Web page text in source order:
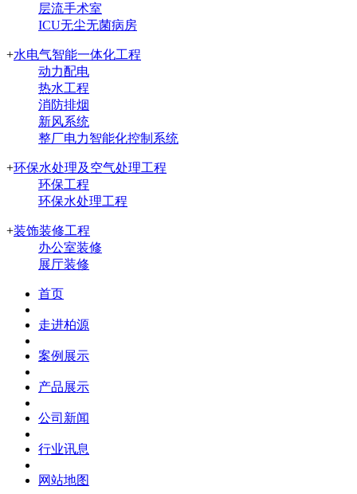
层流手术室
ICU无尘无菌病房
+水电气智能一体化工程
动力配电
热水工程
消防排烟
新风系统
整厂电力智能化控制系统
+环保水处理及空气处理工程
环保工程
环保水处理工程
+装饰装修工程
办公室装修
展厅装修
首页
走进柏源
案例展示
产品展示
公司新闻
行业讯息
网站地图